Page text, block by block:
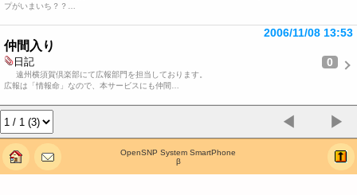
プがいまいち？？…
仲間入り
2006/11/08 13:53
日記 0
遠州横須賀倶楽部にて広報部門を担当しております。
広報は「情報命」なので、本サービスにも仲間…
◀ ▶
OpenSNP System SmartPhone
β